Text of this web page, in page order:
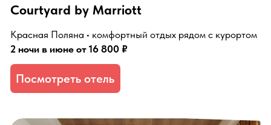
Посмотреть отель